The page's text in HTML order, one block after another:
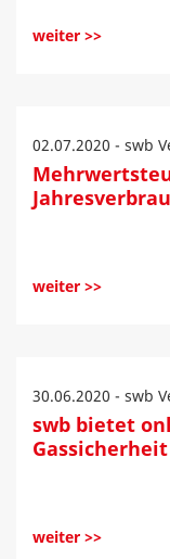
weiter >>
02.07.2020 - swb
weiter >>
30.06.2020 - swb
swb bietet
weiter >>